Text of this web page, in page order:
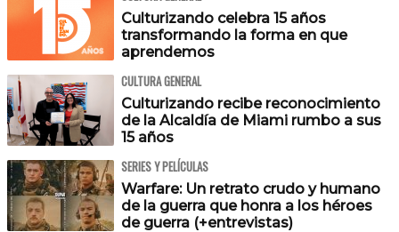
Culturizando celebra 15 años
transformando la forma en que
aprendemos
CULTURA GENERAL
Culturizando recibe reconocimiento
de la Alcaldía de Miami rumbo a sus
15 años
SERIES Y PELÍCULAS
Warfare: Un retrato crudo y humano
de la guerra que honra a los héroes
de guerra (+entrevistas)